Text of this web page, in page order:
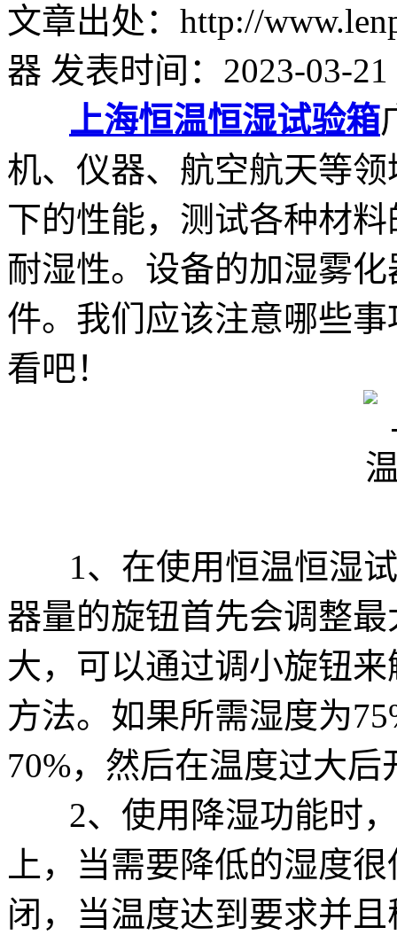
文章出处：http://
器 发表时间：2023-03-21
上海恒温恒湿试验箱
机、仪器、航空航天等
下的性能，测试各种材
耐湿性。设备的加湿雾
件。我们应该注意哪些
看吧！
1、在使用恒温恒湿试
器量的旋钮首先会调整
大，可以通过调小旋钮
方法。如果所需湿度为
70%，然后在温度过大
2、使用降湿功能时，
上，当需要降低的湿度
闭，当温度达到要求并